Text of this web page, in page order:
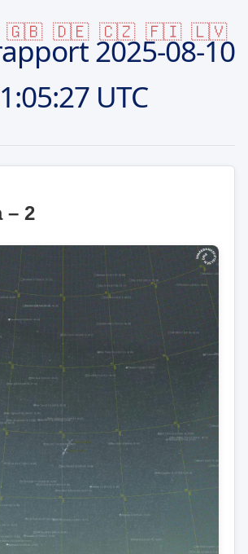
🇬🇧 🇩🇪 🇨🇿 🇫🇮 🇱🇻
2025-08-10
UTC
– 2